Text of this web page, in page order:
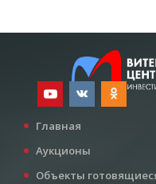
Главная
Аукционы
Объекты